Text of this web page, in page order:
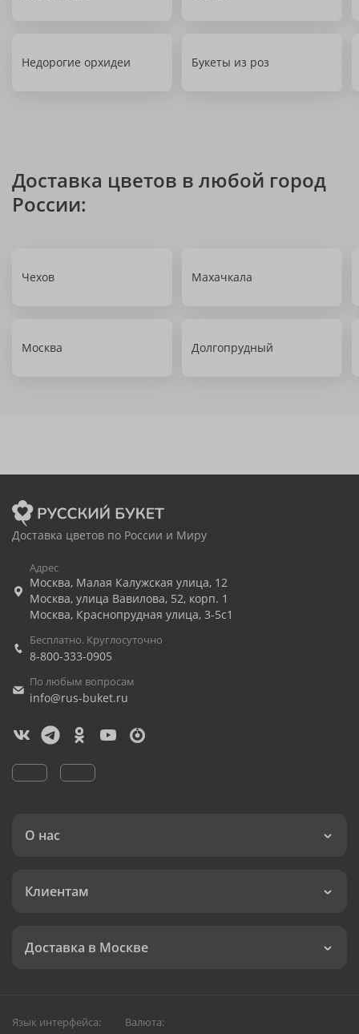
Недорогие орхидеи Букеты из роз
Доставка цветов в любой город
России:
Чехов Махачкала
Москва Долгопрудный
Доставка цветов по России и Миру
Адрес
Москва, Малая Калужская улица, 12
Москва, улица Вавилова, 52, корп. 1
Москва, Краснопрудная улица, 3-5с1
Бесплатно. Круглосуточно
8-800-333-0905
По любым вопросам
info@rus-buket.ru
О нас
Клиентам
Доставка в Москве
Язык интерфейса: Валюта: